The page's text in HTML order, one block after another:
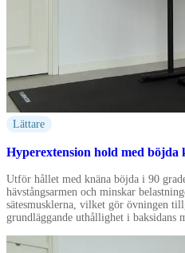
Lättare
Hyperextension hold med böjda
Utför hållet med knäna böjda i 90
hävstångsarmen och minskar
sätesmusklerna, vilket gör övningen
grundläggande uthållighet i baksidans